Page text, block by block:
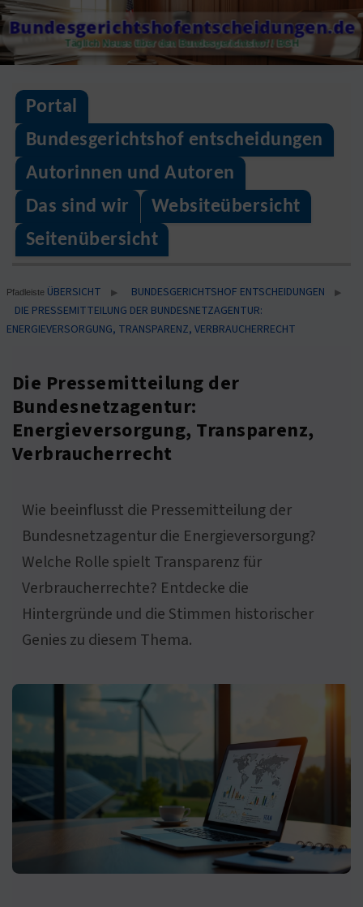
Skip
to
content
Bundesgerichtshofentscheidungen.de
Täglich Neues über den Bundesgerichtshof / BGH
Portal
Bundesgerichtshof entscheidungen
Autorinnen und Autoren
Das sind wir
Websiteübersicht
Seitenübersicht
Pfadleiste ÜBERSICHT ▶ BUNDESGERICHTSHOF ENTSCHEIDUNGEN ▶
DIE PRESSEMITTEILUNG DER BUNDESNETZAGENTUR:
ENERGIEVERSORGUNG, TRANSPARENZ, VERBRAUCHERRECHT
Die Pressemitteilung der
Bundesnetzagentur:
Energieversorgung, Transparenz,
Verbraucherrecht
Wie beeinflusst die Pressemitteilung der
Bundesnetzagentur die Energieversorgung?
Welche Rolle spielt Transparenz für
Verbraucherrechte? Entdecke die
Hintergründe und die Stimmen historischer
Genies zu diesem Thema.